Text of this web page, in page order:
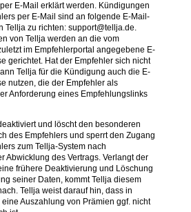
E-Mail erklärt werden. Kündigungen
per E-Mail sind an folgende E-Mail-
Tellja zu richten: support@tellja.de.
von Tellja werden an die vom
im Empfehlerportal angegebene E-
gerichtet. Hat der Empfehler sich nicht
Tellja für die Kündigung auch die E-
nutzen, die der Empfehler als
Anforderung eines Empfehlungslinks
und löscht den besonderen
des Empfehlers und sperrt den Zugang
zum Tellja-System nach
Abwicklung des Vertrags. Verlangt der
frühere Deaktivierung und Löschung
seiner Daten, kommt Tellja diesem
Tellja weist darauf hin, dass in
Auszahlung von Prämien ggf. nicht